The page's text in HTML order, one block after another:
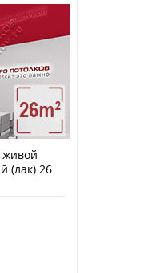
живой
(лак) 26